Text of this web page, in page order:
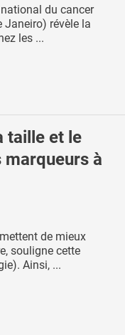
du cancer
Janeiro) révèle la
les ...
taille et le
marqueurs à
de mieux
souligne cette
Ainsi, ...